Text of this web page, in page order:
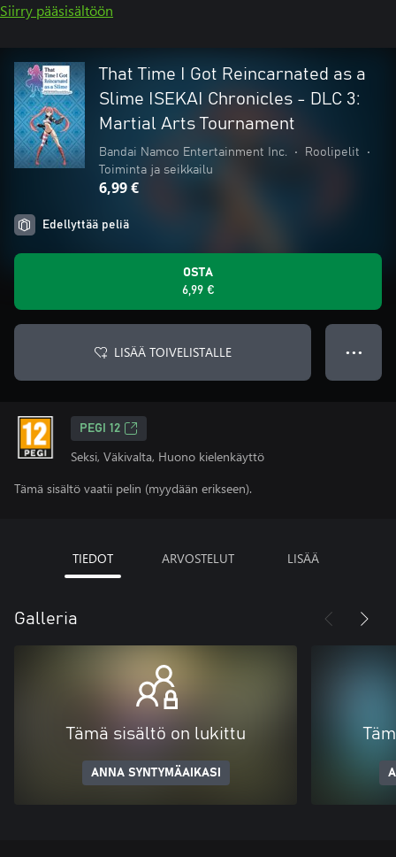
Siirry pääsisältöön
That Time I Got Reincarnated as a
Slime ISEKAI Chronicles - DLC 3:
Martial Arts Tournament
Bandai Namco Entertainment Inc. • Roolipelit
•
Toiminta ja seikkailu
6,99 €
Edellyttää peliä
OSTA
6,99 €
LISÄÄ TOIVELISTALLE ● ● ●
PEGI 12
Seksi, Väkivalta, Huono kielenkäyttö
Tämä sisältö vaatii pelin (myydään erikseen).
TIEDOT ARVOSTELUT LISÄÄ
Galleria
Tämä sisältö on lukittu
ANNA SYNTYMÄAIKASI